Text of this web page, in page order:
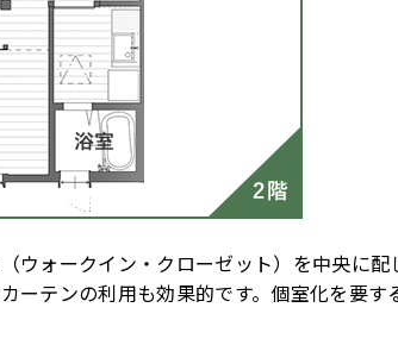
ウォークイン・クローゼット）を中央に配
ーテンの利用も効果的です。個室化を要